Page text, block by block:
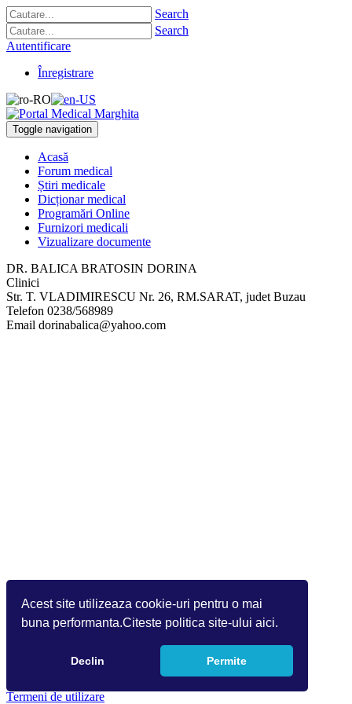
Acest site utilizeaza cookie-uri pentru o mai
buna performanta.Citeste politica site-ului aici.
Declin Permite
Search
Search
Autentificare
Înregistrare
Toggle navigation
Acasă
Forum medical
Știri medicale
Dicționar medical
Programări Online
Furnizori medicali
Vizualizare documente
DR. BALICA BRATOSIN DORINA
Clinici
Str. T. VLADIMIRESCU Nr. 26, RM.SARAT, judet Buzau
Telefon 0238/568989
Email dorinabalica@yahoo.com
Termeni de utilizare